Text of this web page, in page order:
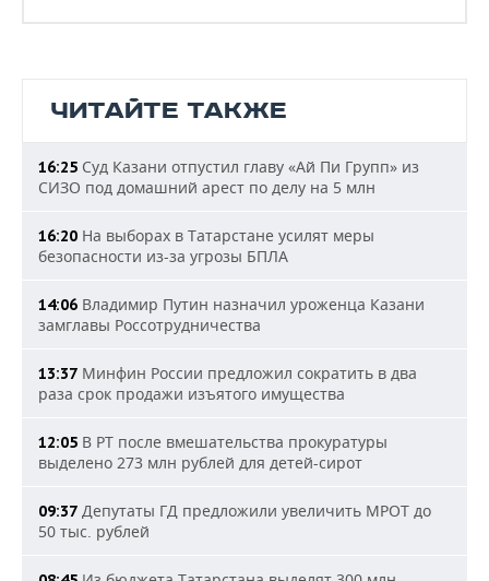
ЧИТАЙТЕ ТАКЖЕ
16:25 Суд Казани отпустил главу «Ай Пи Групп» из
СИЗО под домашний арест по делу на 5 млн
16:20 На выборах в Татарстане усилят меры
безопасности из-за угрозы БПЛА
14:06 Владимир Путин назначил уроженца Казани
замглавы Россотрудничества
13:37 Минфин России предложил сократить в два
раза срок продажи изъятого имущества
12:05 В РТ после вмешательства прокуратуры
выделено 273 млн рублей для детей-сирот
09:37 Депутаты ГД предложили увеличить МРОТ до
50 тыс. рублей